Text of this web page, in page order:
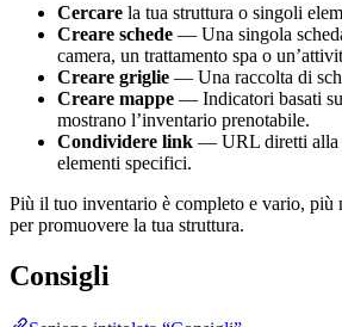
Cercare la tua struttura o singoli
Creare schede — Una singola
camera, un trattamento spa o
Creare griglie — Una raccolta di
Creare mappe — Indicatori basati
mostrano l’inventario prenotabile.
Condividere link — URL diretti alla
elementi specifici.
Più il tuo inventario è completo e vario,
per promuovere la tua struttura.
Consigli